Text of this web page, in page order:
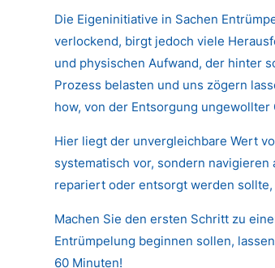
Die Eigeninitiative in Sachen
verlockend, birgt jedoch viele
und physischen Aufwand, der hinter
Prozess belasten und uns zögern
how, von der Entsorgung
Hier liegt der unvergleichbare Wert
systematisch vor, sondern
repariert oder entsorgt werden
Machen Sie den ersten Schritt zu
Entrümpelung beginnen sollen,
60 Minuten!